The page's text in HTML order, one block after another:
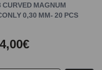
CURVED MAGNUM
0,30 MM- 20 PCS